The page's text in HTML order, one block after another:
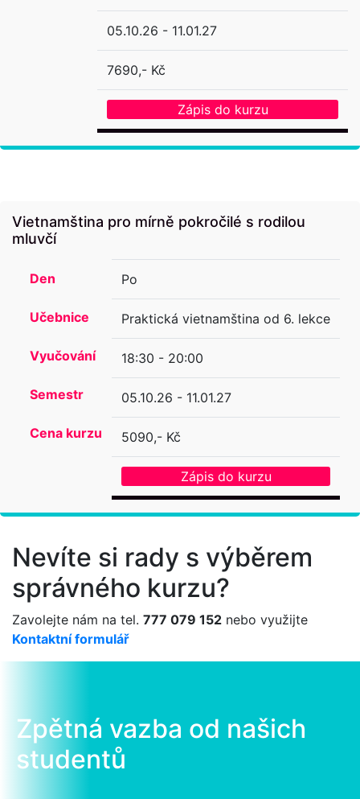
05.10.26 - 11.01.27
7690,- Kč
Zápis do kurzu
Vietnamština pro mírně pokročilé s rodilou
mluvčí
Den
Učebnice
Vyučování
Semestr
Cena kurzu
Po
Praktická vietnamština od 6. lekce
18:30 - 20:00
05.10.26 - 11.01.27
5090,- Kč
Zápis do kurzu
Nevíte si rady s výběrem
správného kurzu?
Zavolejte nám na tel. 777 079 152 nebo využijte
Kontaktní formulář
Zpětná vazba od našich
studentů